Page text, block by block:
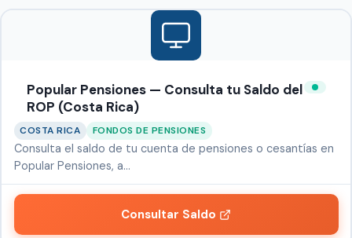
Popular Pensiones — Consulta tu Saldo del
ROP (Costa Rica)
COSTA RICA FONDOS DE PENSIONES
Consulta el saldo de tu cuenta de pensiones o cesantías en
Popular Pensiones, a…
Consultar Saldo